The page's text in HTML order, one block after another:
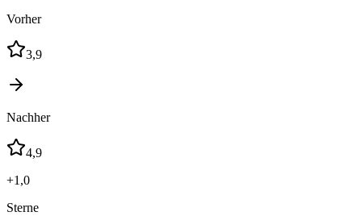
Vorher
3,9
Nachher
4,9
+1,0
Sterne